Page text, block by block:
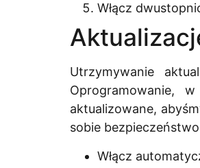
Włącz
Utrzymywanie
Oprogramowanie,
aktualizowane,
sobie
Włącz